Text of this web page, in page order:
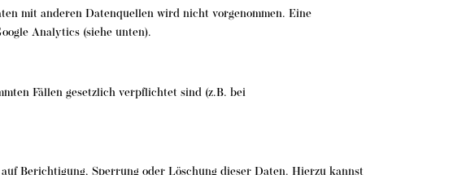
mit anderen Datenquellen wird nicht vorgenommen. Eine
Analytics (siehe unten).
Fällen gesetzlich verpflichtet sind (z.B. bei
Berichtigung, Sperrung oder Löschung dieser Daten. Hierzu kannst